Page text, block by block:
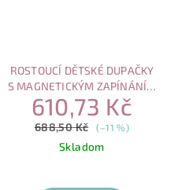
ROSTOUCÍ DĚTSKÉ DUPAČKY
S MAGNETICKÝM ZAPÍNÁNÍM
– FIALOVÉ KYTIČKY
610,73 Kč
688,50 Kč (–11 %)
Skladom